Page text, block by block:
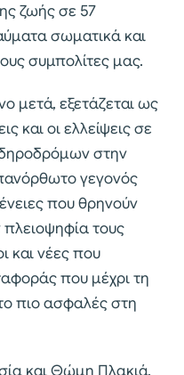
ζωής σε 57
σωματικά και
συμπολίτες μας.
μετά, εξετάζεται ως
και οι ελλείψεις σε
στην
γεγονός
που θρηνούν
τους
και νέες που
που μέχρι τη
πιο ασφαλές στη
και Θώμη Πλακιά,